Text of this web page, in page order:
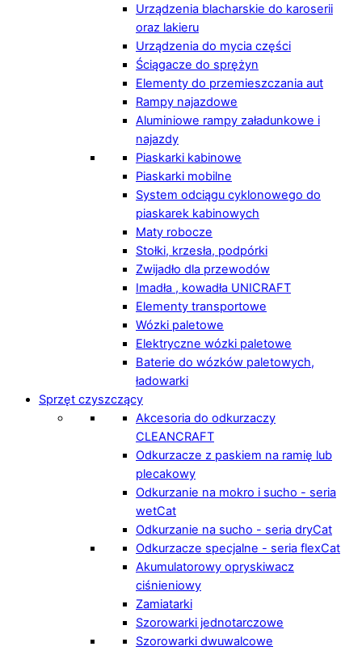
Urządzenia blacharskie do karoserii
oraz lakieru
Urządzenia do mycia części
Ściągacze do sprężyn
Elementy do przemieszczania aut
Rampy najazdowe
Aluminiowe rampy załadunkowe i
najazdy
Piaskarki kabinowe
Piaskarki mobilne
System odciągu cyklonowego do
piaskarek kabinowych
Maty robocze
Stołki, krzesła, podpórki
Zwijadło dla przewodów
Imadła , kowadła UNICRAFT
Elementy transportowe
Wózki paletowe
Elektryczne wózki paletowe
Baterie do wózków paletowych,
ładowarki
Sprzęt czyszczący
Akcesoria do odkurzaczy
CLEANCRAFT
Odkurzacze z paskiem na ramię lub
plecakowy
Odkurzanie na mokro i sucho - seria
wetCat
Odkurzanie na sucho - seria dryCat
Odkurzacze specjalne - seria flexCat
Akumulatorowy opryskiwacz
ciśnieniowy
Zamiatarki
Szorowarki jednotarczowe
Szorowarki dwuwalcowe